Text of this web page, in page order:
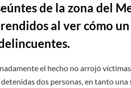
de la zona del
al ver cómo
el hecho no arrojó
dos personas, en tanto una